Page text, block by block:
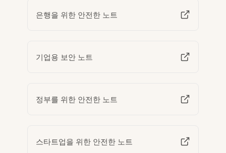
은행을 위한 안전한 노트
기업용 보안 노트
정부를 위한 안전한 노트
스타트업을 위한 안전한 노트